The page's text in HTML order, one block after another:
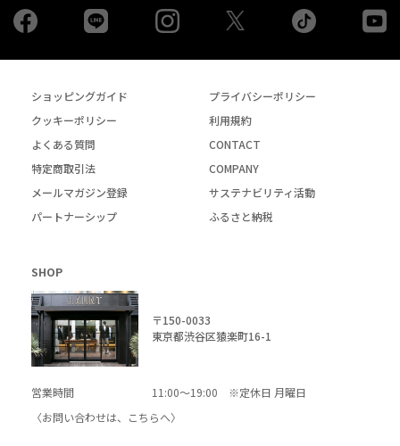
Facebook Instagram tiktok
ショッピングガイド
プライバシーポリシー
クッキーポリシー
利用規約
よくある質問
CONTACT
特定商取引法
COMPANY
メールマガジン登録
サステナビリティ活動
パートナーシップ
ふるさと納税
SHOP
〒150-0033
東京都渋谷区猿楽町16-1
営業時間
11:00～19:00 ※定休日 月曜日
〈お問い合わせは、
こちらへ〉